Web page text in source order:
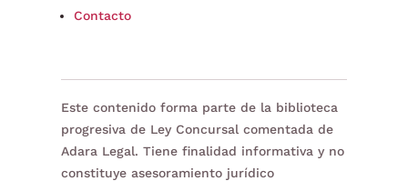
Contacto
Este contenido forma parte de la biblioteca
progresiva de Ley Concursal comentada de
Adara Legal. Tiene finalidad informativa y no
constituye asesoramiento jurídico